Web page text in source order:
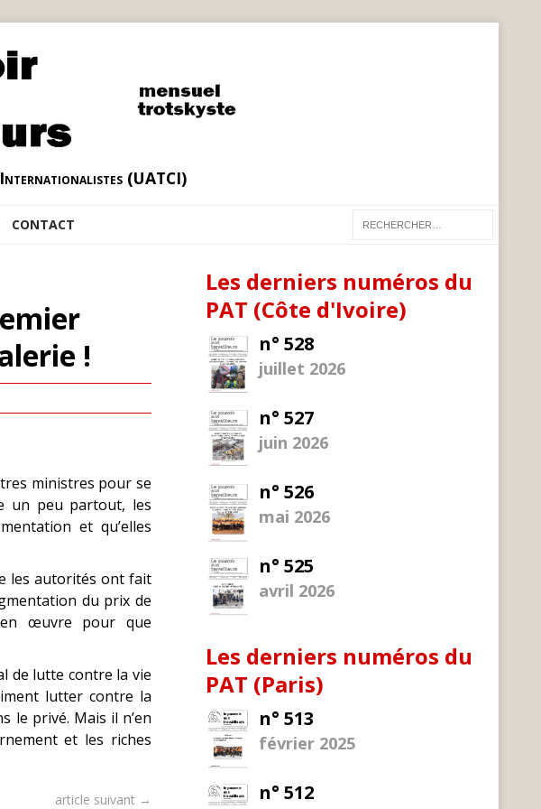
(UATCI)
CONTACT
!
ministres pour se
un peu partout, les
et qu’elles
les autorités ont fait
du prix de
en œuvre pour que
de lutte contre la vie
lutter contre la
le privé. Mais il n’en
et les riches
article suivant →
Les derniers numéros du
PAT (Côte d'Ivoire)
n° 528
juillet 2026
n° 527
juin 2026
n° 526
mai 2026
n° 525
avril 2026
Les derniers numéros du
PAT (Paris)
n° 513
février 2025
n° 512